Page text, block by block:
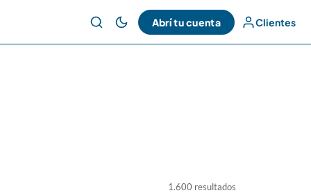
Abrí tu cuenta Clientes
1.600 resultados